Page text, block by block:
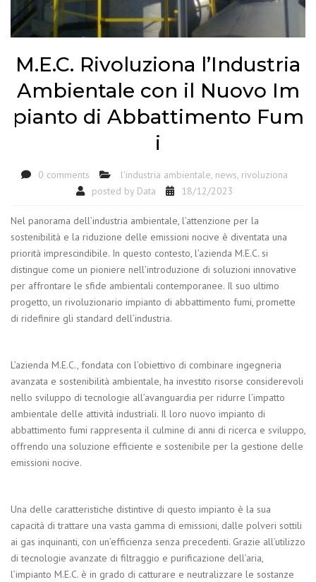
M.E.C. Rivoluziona l’Industria
Ambientale con il Nuovo Im
pianto di Abbattimento Fum
i
0 comments l'industria ambientale news rivoluziona
posted by Data 18/12/2023
Nel panorama dell’industria ambientale, l’attenzione per la
sostenibilità e la riduzione delle emissioni nocive è diventata una
priorità imprescindibile. In questo contesto, l’azienda M.E.C. si
distingue come un pioniere nell’introduzione di soluzioni innovative
per affrontare le sfide ambientali contemporanee. Il suo ultimo
progetto, un rivoluzionario impianto di abbattimento fumi, promette
di ridefinire gli standard dell’industria.
L’azienda M.E.C., fondata con l’obiettivo di combinare ingegneria
avanzata e sostenibilità ambientale, ha investito risorse considerevoli
nello sviluppo di tecnologie all’avanguardia per ridurre l’impatto
ambientale delle attività industriali. Il loro nuovo impianto di
abbattimento fumi rappresenta il culmine di anni di ricerca e sviluppo,
offrendo una soluzione efficiente e sostenibile per la gestione delle
emissioni nocive.
Una delle caratteristiche distintive di questo impianto è la sua
capacità di trattare una vasta gamma di emissioni, dalle polveri sottili
ai gas inquinanti, con un’efficienza senza precedenti. Grazie all’utilizzo
di tecnologie avanzate di filtraggio e purificazione dell’aria,
l’impianto M.E.C. è in grado di catturare e neutralizzare le sostanze